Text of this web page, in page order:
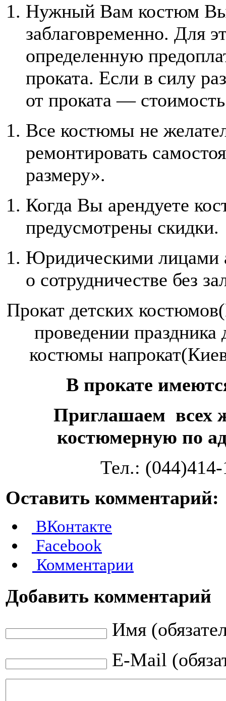
Нужный Вам костюм Вы
заблаговременно. Для
определенную
проката. Если в силу
от проката —
Все костюмы не
ремонтировать
размеру».
Когда Вы арендуете
предусмотрены скидки.
Юридическими лицами
о сотрудничестве без
Прокат детских
проведении
костюмы
В прокате
Приглашаем всех
костюмерную по
Тел.:
Оставить комментарий:
ВКонтакте
Facebook
Комментарии
Добавить комментарий
Имя
E-Mail